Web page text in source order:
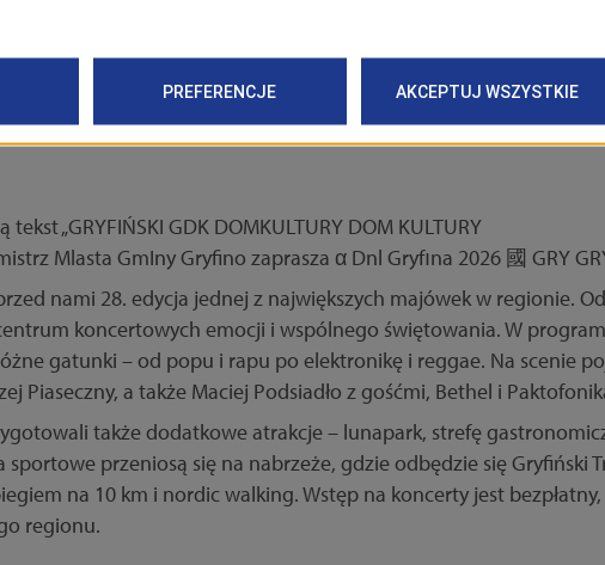
nami 28. edycja jednej z największych majówek w regionie.
koncertowych emocji i wspólnego świętowania. W
gatunki – od popu i rapu po elektronikę i reggae. Na scenie
Piaseczny, a także Maciej Podsiadło z gośćmi, Bethel i
także dodatkowe atrakcje – lunapark, strefę
przeniosą się na nabrzeże, gdzie odbędzie się Gryfiński
na 10 km i nordic walking. Wstęp na koncerty jest
regionu.